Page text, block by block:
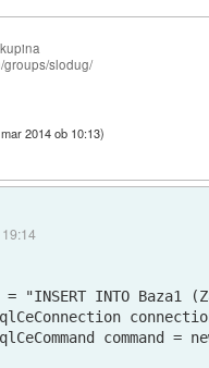
groups/slodug/
2014 ob 10:13)
"INSERT INTO Baza1
command =